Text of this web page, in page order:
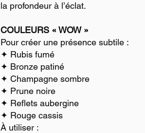
la profondeur à l’éclat.
COULEURS « WOW »
Pour créer une présence subtile :
✦ Rubis fumé
✦ Bronze patiné
✦ Champagne sombre
✦ Prune noire
✦ Reflets aubergine
✦ Rouge cassis
À utiliser :